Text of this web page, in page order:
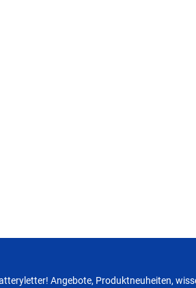
Angebote, Produktneuheiten,